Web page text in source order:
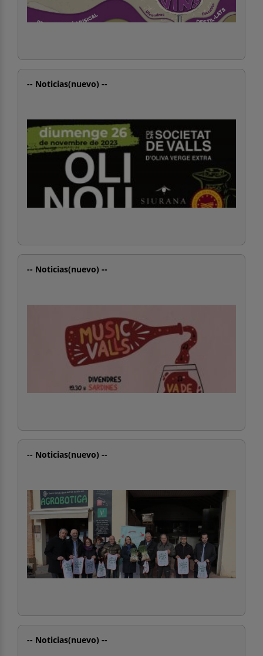
-- Noticias(nuevo) --
-- Noticias(nuevo) --
-- Noticias(nuevo) --
-- Noticias(nuevo) --